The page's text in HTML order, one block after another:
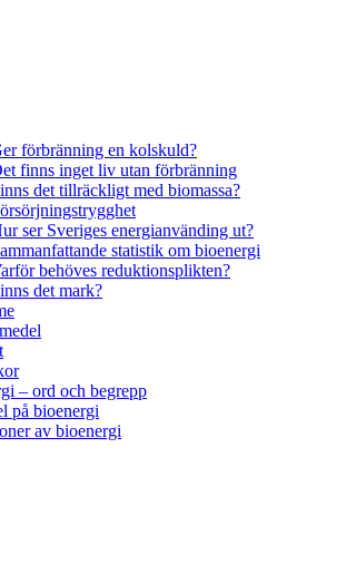
förbränning en kolskuld?
finns inget liv utan förbränning
det tillräckligt med biomassa?
ser Sveriges energianvänding ut?
statistik om bioenergi
behöves reduktionsplikten?
det mark?
– ord och begrepp
på bioenergi
av bioenergi